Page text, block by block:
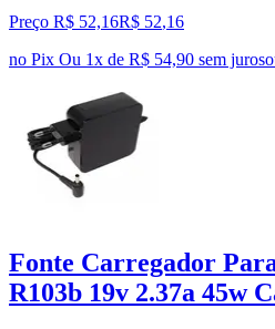
Preço R$ 52,16R$ 52,16
no Pix Ou 1x de R$ 54,90 sem juros
Fonte Carregador
R103b 19v 2.37a 45w